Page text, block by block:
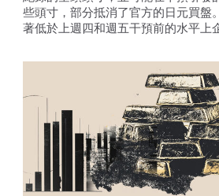
些頭寸，部分抵消了官方的日元買盤
著低於上週四和週五干預前的水平上